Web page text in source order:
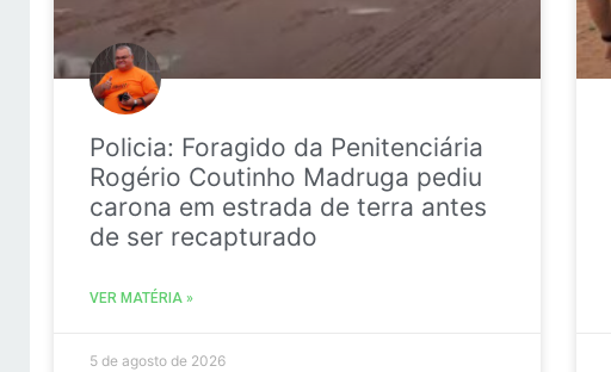
Policia: Foragido da Penitenciária
Rogério Coutinho Madruga pediu
carona em estrada de terra antes
de ser recapturado
VER MATÉRIA »
5 de agosto de 2026